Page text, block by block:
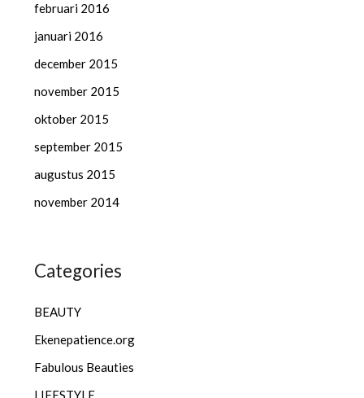
februari 2016
januari 2016
december 2015
november 2015
oktober 2015
september 2015
augustus 2015
november 2014
Categories
BEAUTY
Ekenepatience.org
Fabulous Beauties
LIFESTYLE